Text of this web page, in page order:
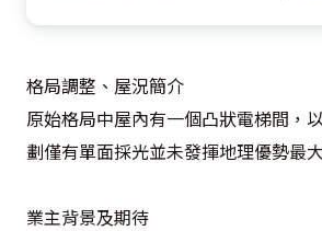
格局調整、屋況簡介
原始格局中屋內有一個凸狀電梯間，
劃僅有單面採光並未發揮地理優勢最
業主背景及期待